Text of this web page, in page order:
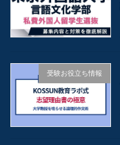
受験お役立ち情報